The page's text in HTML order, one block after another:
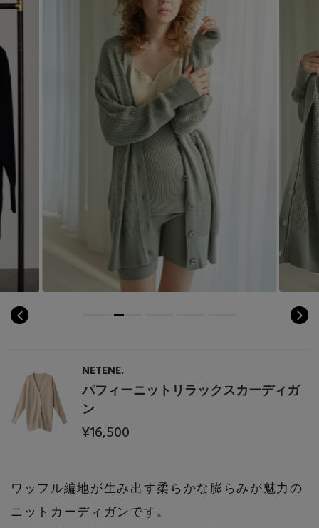
NETENE.
パフィーニットリラックスカーディガ
ン
¥16,500
ワッフル編地が生み出す柔らかな膨らみが魅力の
ニットカーディガンです。